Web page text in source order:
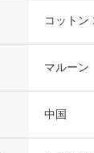
コットン
マルーン
中国